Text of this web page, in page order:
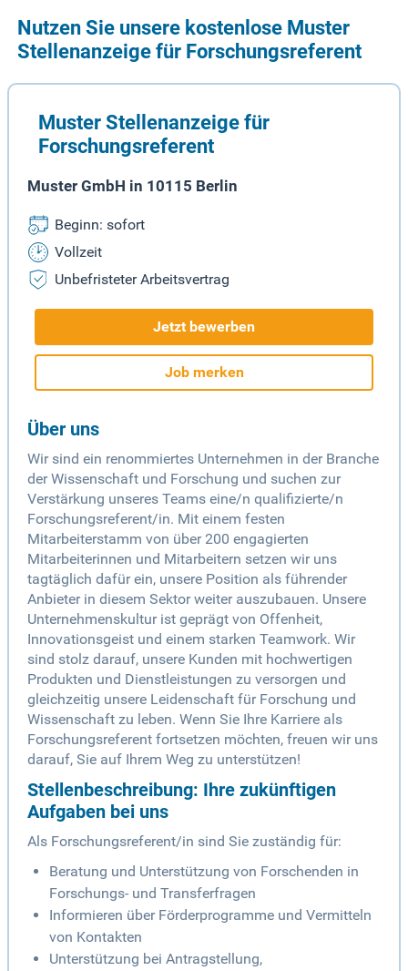
Nutzen Sie unsere kostenlose Muster
Stellenanzeige für Forschungsreferent
Muster Stellenanzeige für
Forschungsreferent
Muster GmbH in 10115 Berlin
Beginn: sofort
Vollzeit
Unbefristeter Arbeitsvertrag
Jetzt bewerben
Job merken
Über uns
Wir sind ein renommiertes Unternehmen in der Branche
der Wissenschaft und Forschung und suchen zur
Verstärkung unseres Teams eine/n qualifizierte/n
Forschungsreferent/in. Mit einem festen
Mitarbeiterstamm von über 200 engagierten
Mitarbeiterinnen und Mitarbeitern setzen wir uns
tagtäglich dafür ein, unsere Position als führender
Anbieter in diesem Sektor weiter auszubauen. Unsere
Unternehmenskultur ist geprägt von Offenheit,
Innovationsgeist und einem starken Teamwork. Wir
sind stolz darauf, unsere Kunden mit hochwertigen
Produkten und Dienstleistungen zu versorgen und
gleichzeitig unsere Leidenschaft für Forschung und
Wissenschaft zu leben. Wenn Sie Ihre Karriere als
Forschungsreferent fortsetzen möchten, freuen wir uns
darauf, Sie auf Ihrem Weg zu unterstützen!
Stellenbeschreibung: Ihre zukünftigen
Aufgaben bei uns
Als Forschungsreferent/in sind Sie zuständig für:
Beratung und Unterstützung von Forschenden in
Forschungs- und Transferfragen
Informieren über Förderprogramme und Vermitteln
von Kontakten
Unterstützung bei Antragstellung,